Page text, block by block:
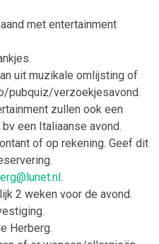
met entertainment
uit muzikale omlijsting of
pubquiz/verzoekjesavond.
zullen ook een
een Italiaanse avond.
of op rekening. Geef dit
.
2 weken voor de avond.
Herberg.